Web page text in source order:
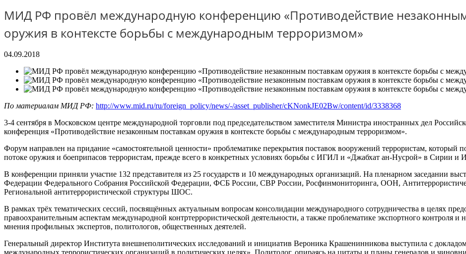
МИД РФ провёл международную конференцию «Противодействие
оружия в контексте борьбы с международным терроризмом»
04.09.2018
По материалам МИД РФ: http://www.mid.ru/ru/foreign_policy/news/-/asset_publisher/cKNonkJE02Bw/content/id/3338368
3-4 сентября в Московском центре международной торговли под председательством заместителя Министра иностранных дел
конференция «Противодействие незаконным поставкам оружия в контексте борьбы с международным терроризмом».
Форум направлен на придание «самостоятельной ценности» проблематике перекрытия поставок вооружений террористам, который
потоке оружия и боеприпасов террористам, прежде всего в конкретных условиях борьбы с ИГИЛ и «Джабхат ан-Нусрой» в Сирии и
В конференции приняли участие 132 представителя из 25 государств и 10 международных организаций. На пленарном заседании
Федерации Федерального Собрания Российской Федерации, ФСБ России, СВР России, Росфинмониторинга, ООН,
Региональной антитеррористической структуры ШОС.
В рамках трёх тематических сессий, посвящённых актуальным вопросам консолидации международного сотрудничества в целях
правоохранительным аспектам международной контртеррористической деятельности, а также проблематике экспортного
мнения профильных экспертов, политологов, общественных деятелей.
Генеральный директор Института внешнеполитических исследований и инициатив Вероника Крашенинникова выступила с